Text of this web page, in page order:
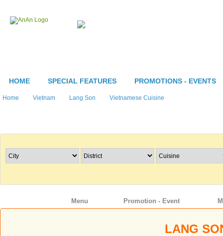
HOME SPECIAL FEATURES PROMOTIONS - EVENTS
Home Vietnam Lang Son Vietnamese Cuisine
Menu Promotion - Event
LANG